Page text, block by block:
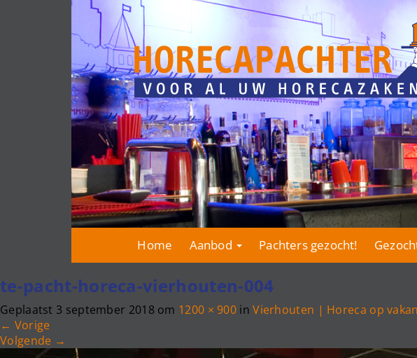
Home Aanbod Pachters gezocht!
te-pacht-horeca-vierhouten-004
Geplaatst 3 september 2018 om 1200 × 900 inVierhouten | Horeca op
← Vorige
Volgende →